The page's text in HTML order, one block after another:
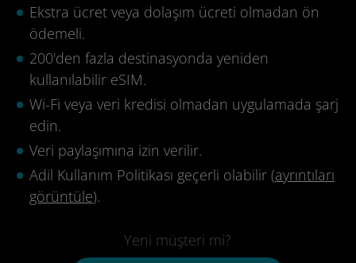
Ekstra ücret veya dolaşım ücreti olmadan ön
ödemeli.
200'den fazla destinasyonda yeniden
kullanılabilir eSIM.
Wi-Fi veya veri kredisi olmadan uygulamada şarj
edin.
Veri paylaşımına izin verilir.
Adil Kullanım Politikası geçerli olabilir (ayrıntıları
görüntüle).
Yeni müşteri mi?